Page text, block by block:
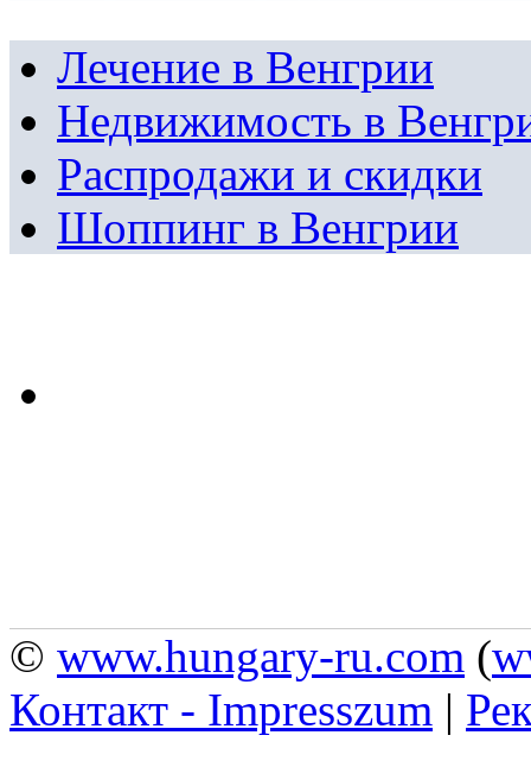
Лечение в Венгрии
Недвижимость в
Распродажи и скидки
Шоппинг в Венгрии
© www.hungary-ru.com (
Контакт - Impresszum |